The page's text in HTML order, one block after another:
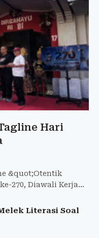
Hari
&quot;Otentik
270, Diawali Kerja
Literasi Soal